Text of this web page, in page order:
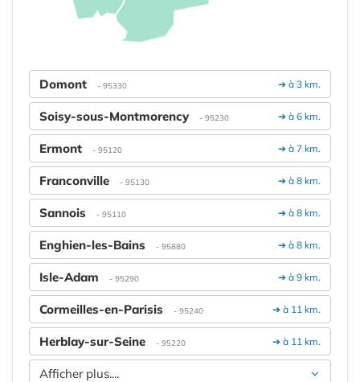
➔ à 3 km.
Domont - 95330
➔ à 6 km.
Soisy-sous-Montmorency - 95230
➔ à 7 km.
Ermont - 95120
➔ à 8 km.
Franconville - 95130
➔ à 8 km.
Sannois - 95110
➔ à 8 km.
Enghien-les-Bains - 95880
➔ à 9 km.
Isle-Adam - 95290
➔ à 11 km.
Cormeilles-en-Parisis - 95240
➔ à 11 km.
Herblay-sur-Seine - 95220
Afficher plus....